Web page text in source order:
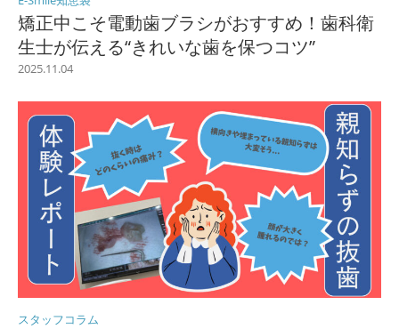
矯正中こそ電動歯ブラシがおすすめ！歯科衛
生士が伝える“きれいな歯を保つコツ”
2025.11.04
スタッフコラム